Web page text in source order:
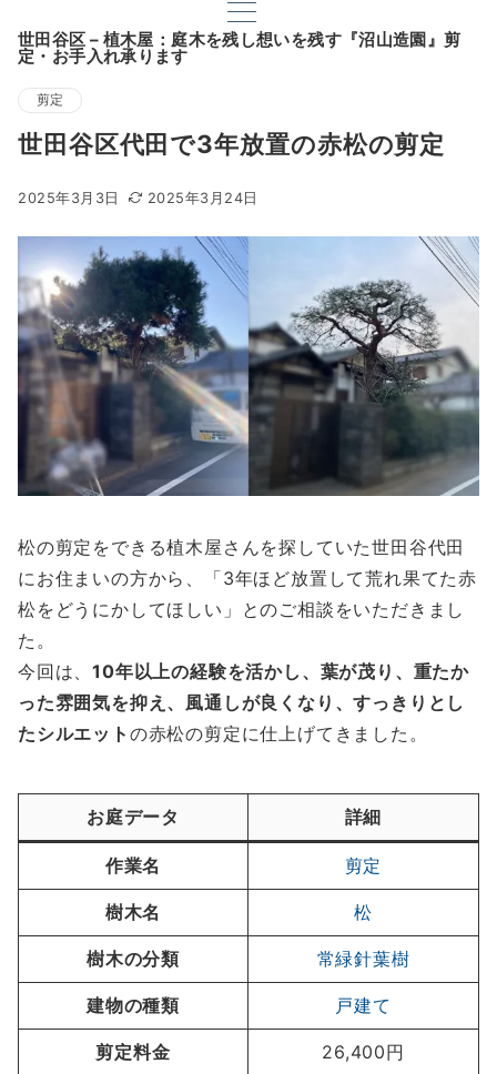
世田谷区 – 植木屋：庭木を残し想いを残す『沼山造園』剪
定・お手入れ承ります
剪定
世田谷区代田で3年放置の赤松の剪定
2025年3月3日 2025年3月24日
松の剪定をできる植木屋さんを探していた世田谷代田
にお住まいの方から、「3年ほど放置して荒れ果てた赤
松をどうにかしてほしい」とのご相談をいただきまし
た。
今回は、10年以上の経験を活かし、葉が茂り、 重たか
った雰囲気を抑え、 風通しが良くなり、すっきりとし
たシルエット の赤松の剪定に仕上げてきました。
お庭データ 詳細
作業名 剪定
樹木名 松
樹木の分類 常緑針葉樹
建物の種類 戸建て
剪定料金 26,400円